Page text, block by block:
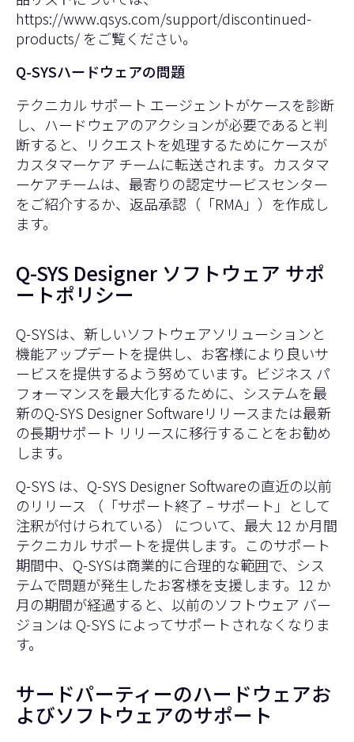
https://www.qsys.com/support/discontinued-
products/ をご覧ください。
Q-SYSハードウェアの問題
テクニカル サポート エージェントがケースを診断
し、ハードウェアのアクションが必要であると判
断すると、リクエストを処理するためにケースが
カスタマーケア チームに転送されます。カスタマ
ーケアチームは、最寄りの認定サービスセンター
をご紹介するか、返品承認（「RMA」）を作成し
ます。
Q-SYS Designer ソフトウェア サポ
ートポリシー
Q-SYSは、新しいソフトウェアソリューションと
機能アップデートを提供し、お客様により良いサ
ービスを提供するよう努めています。ビジネス パ
フォーマンスを最大化するために、システムを最
新のQ-SYS Designer Softwareリリースまたは最新
の長期サポート リリースに移行することをお勧め
します。
Q-SYS は、Q-SYS Designer Softwareの直近の以前
のリリース （「サポート終了 – サポート」として
注釈が付けられている） について、最大 12 か月間
テクニカル サポートを提供します。このサポート
期間中、Q-SYSは商業的に合理的な範囲で、シス
テムで問題が発生したお客様を支援します。12 か
月の期間が経過すると、以前のソフトウェア バー
ジョンは Q-SYS によってサポートされなくなりま
す。
サードパーティーのハードウェアお
よびソフトウェアのサポート